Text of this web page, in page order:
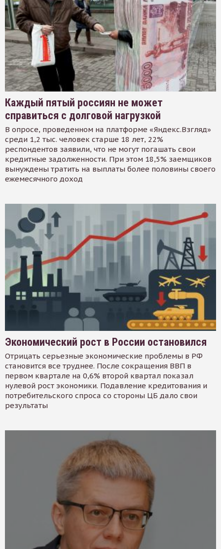
Каждый пятый россиян не может
справиться с долговой нагрузкой
В опросе, проведенном на платформе «Яндекс.Взгляд»
среди 1,2 тыс. человек старше 18 лет, 22%
респондентов заявили, что не могут погашать свои
кредитные задолженности. При этом 18,5% заемщиков
вынуждены тратить на выплаты более половины своего
ежемесячного доход
Экономический рост в России остановился
Отрицать серьезные экономические проблемы в РФ
становится все труднее. После сокращения ВВП в
первом квартале на 0,6% второй квартал показал
нулевой рост экономики. Подавление кредитования и
потребительского спроса со стороны ЦБ дало свои
результаты